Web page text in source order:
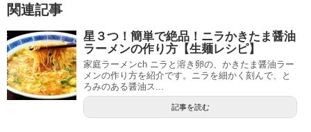
関連記事
星３つ！簡単で絶品！ニラかきたま醤油
ラーメンの作り方【生麺レシピ】
家庭ラーメンch ニラと溶き卵の、かきたま醤油ラー
メンの作り方を紹介です。ニラを細かく刻んで、と
ろみのある醤油ス...
記事を読む